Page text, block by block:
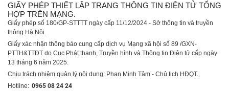
GIẤY PHÉP THIẾT LẬP TRANG THÔNG TIN ĐIỆN TỬ TỔNG
HỢP TRÊN MẠNG.
Giấy phép số 180/GP-STTTT ngày cấp 11/12/2024 - Sở thông tin và truyền
thông Hà Nội.
Giấy xác nhận thông báo cung cấp dịch vụ Mạng xã hội số 89 /GXN-
PTTH&TTĐT do Cục Phát thanh, Truyền hình và Thông tin Điện tử cấp ngày
13 tháng 6 năm 2025.
Chịu trách nhiệm quản lý nội dung: Phan Minh Tâm - Chủ tịch HĐQT.
Hotline: 0965 08 24 24